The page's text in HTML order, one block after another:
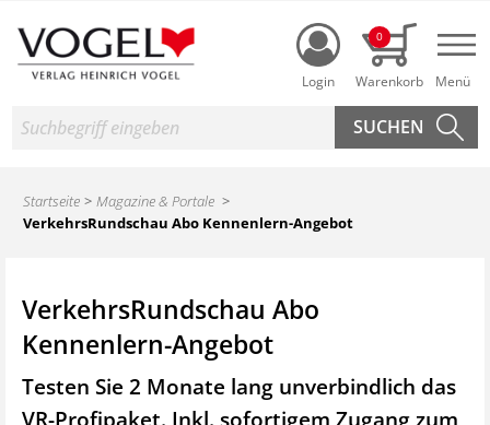
Login
0
Suche
Startseite
Magazine & Portale
VerkehrsRundschau Abo Kennenlern-Angebot
VerkehrsRundschau Abo
Kennenlern-Angebot
Testen Sie 2 Monate lang unverbindlich das
VR-Profipaket. Inkl. sofortigem Zugang zum